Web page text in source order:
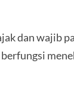
dan wajib